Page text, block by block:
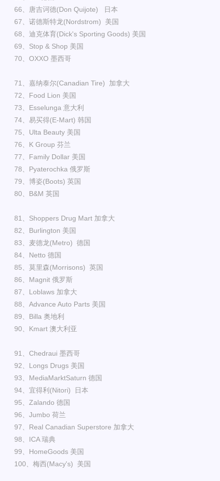
66、唐吉诃德(Don Quijote) 日本
67、诺德斯特龙(Nordstrom) 美国
68、迪克体育(Dick's Sporting Goods) 美国
69、Stop & Shop 美国
70、OXXO 墨西哥
71、嘉纳泰尔(Canadian Tire) 加拿大
72、Food Lion 美国
73、Esselunga 意大利
74、易买得(E-Mart) 韩国
75、Ulta Beauty 美国
76、K Group 芬兰
77、Family Dollar 美国
78、Pyaterochka 俄罗斯
79、博姿(Boots) 英国
80、B&M 英国
81、Shoppers Drug Mart 加拿大
82、Burlington 美国
83、麦德龙(Metro) 德国
84、Netto 德国
85、莫里森(Morrisons) 英国
86、Magnit 俄罗斯
87、Loblaws 加拿大
88、Advance Auto Parts 美国
89、Billa 奥地利
90、Kmart 澳大利亚
91、Chedraui 墨西哥
92、Longs Drugs 美国
93、MediaMarktSaturn 德国
94、宜得利(Nitori) 日本
95、Zalando 德国
96、Jumbo 荷兰
97、Real Canadian Superstore 加拿大
98、ICA 瑞典
99、HomeGoods 美国
100、梅西(Macy's) 美国